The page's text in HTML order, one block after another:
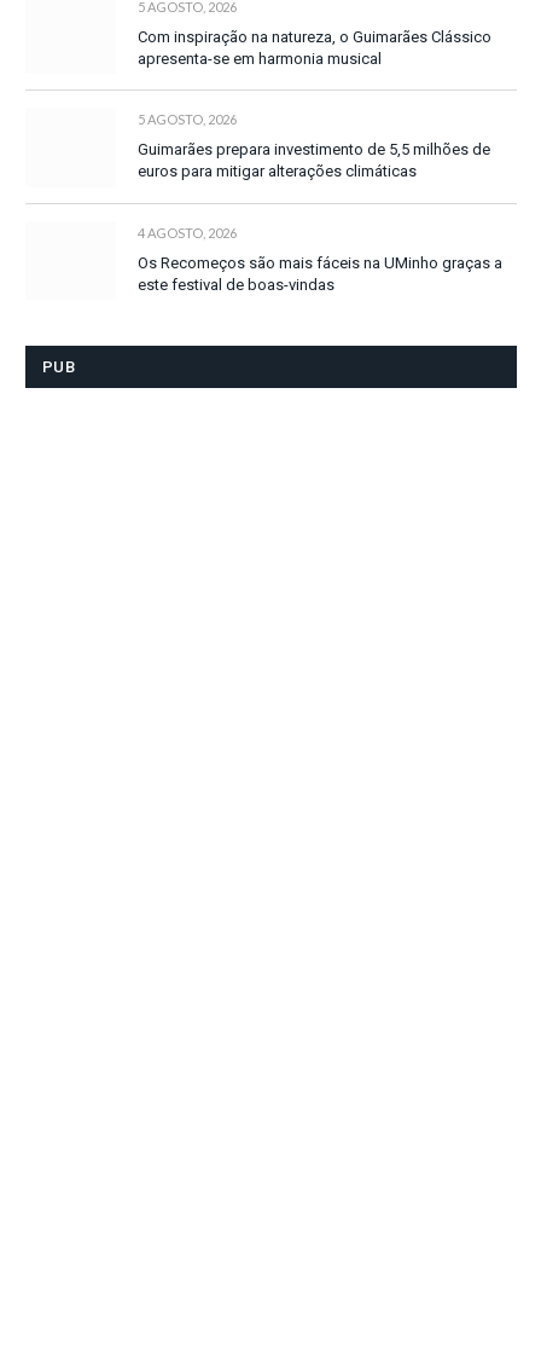
5 AGOSTO, 2026
Com inspiração na natureza, o Guimarães Clássico
apresenta-se em harmonia musical
5 AGOSTO, 2026
Guimarães prepara investimento de 5,5 milhões de
euros para mitigar alterações climáticas
4 AGOSTO, 2026
Os Recomeços são mais fáceis na UMinho graças a
este festival de boas-vindas
PUB